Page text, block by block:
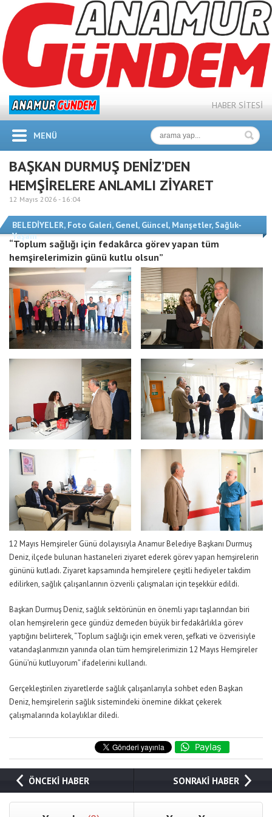
HABER SİTESİ
MENÜ
BAŞKAN DURMUŞ DENİZ’DEN
HEMŞİRELERE ANLAMLI ZİYARET
12 Mayıs 2026 - 16:04
BELEDİYELER, Foto Galeri, Genel, Güncel, Manşetler, Sağlık-
Yaşam
“Toplum sağlığı için fedakârca görev yapan tüm
hemşirelerimizin günü kutlu olsun”
12 Mayıs Hemşireler Günü dolayısıyla Anamur Belediye Başkanı Durmuş
Deniz, ilçede bulunan hastaneleri ziyaret ederek görev yapan hemşirelerin
gününü kutladı. Ziyaret kapsamında hemşirelere çeşitli hediyeler takdim
edilirken, sağlık çalışanlarının özverili çalışmaları için teşekkür edildi.
Başkan Durmuş Deniz, sağlık sektörünün en önemli yapı taşlarından biri
olan hemşirelerin gece gündüz demeden büyük bir fedakârlıkla görev
yaptığını belirterek, “Toplum sağlığı için emek veren, şefkati ve özverisiyle
vatandaşlarımızın yanında olan tüm hemşirelerimizin 12 Mayıs Hemşireler
Günü’nü kutluyorum” ifadelerini kullandı.
Gerçekleştirilen ziyaretlerde sağlık çalışanlarıyla sohbet eden Başkan
Deniz, hemşirelerin sağlık sistemindeki önemine dikkat çekerek
çalışmalarında kolaylıklar diledi.
ÖNCEKİ HABER SONRAKİ HABER